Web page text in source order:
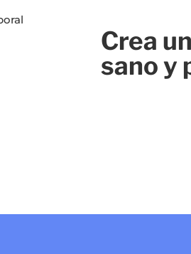
Crea
sano y